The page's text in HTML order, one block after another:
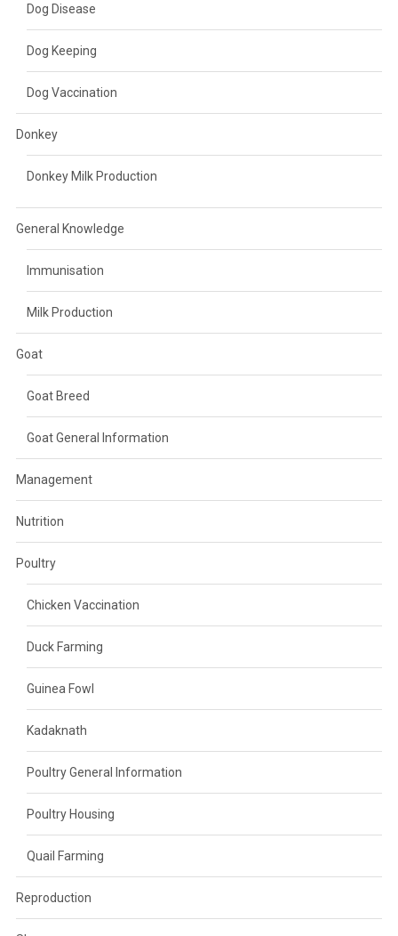
Dog Disease
Dog Keeping
Dog Vaccination
Donkey
Donkey Milk Production
General Knowledge
Immunisation
Milk Production
Goat
Goat Breed
Goat General Information
Management
Nutrition
Poultry
Chicken Vaccination
Duck Farming
Guinea Fowl
Kadaknath
Poultry General Information
Poultry Housing
Quail Farming
Reproduction